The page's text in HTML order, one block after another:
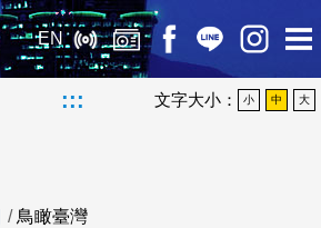
EN
::: 文字大小： 小 中 大
/ 鳥瞰臺灣